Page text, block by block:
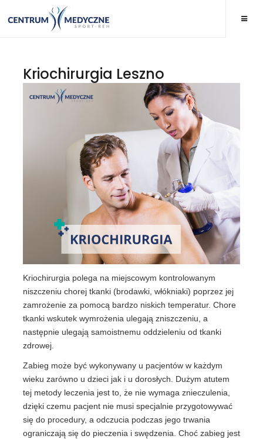
Kriochirurgia Leszno
Kriochirurgia polega na miejscowym kontrolowanym
niszczeniu chorej tkanki (brodawki, włókniaki) poprzez jej
zamrożenie za pomocą bardzo niskich temperatur. Chore
tkanki wskutek wymrożenia ulegają zniszczeniu, a
następnie ulegają samoistnemu oddzieleniu od tkanki
zdrowej.
Zabieg może być wykonywany u pacjentów w każdym
wieku zarówno u dzieci jak i u dorosłych. Dużym atutem
tej metody leczenia jest to, że nie wymaga znieczulenia,
dzięki czemu pacjent nie musi specjalnie przygotowywać
się do procedury, a odczucia podczas jego trwania
ograniczają się do pieczenia i swędzenia. Choć zabieg jest